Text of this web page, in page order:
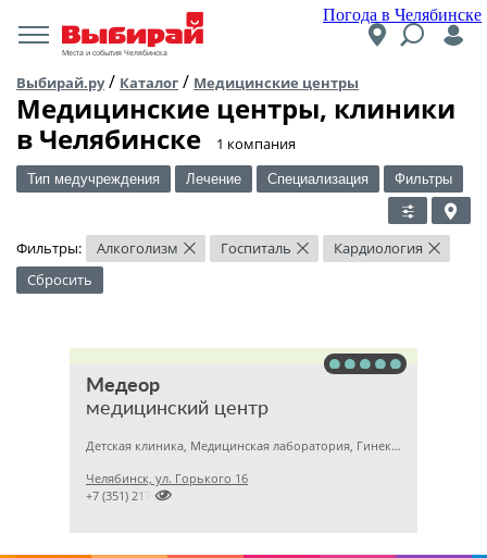
Погода в Челябинске
Места и события Челябинска
Выбирай.ру/ Каталог / Медицинские центры
Медицинские центры, клиники
в Челябинске
​1 компания
Тип медучреждения Лечение Специализация Фильтры
Фильтры: Алкоголизм × Госпиталь × Кардиология ×
Сбросить
Медеор
медицинский центр
Детская клиника, Медицинская лаборатория, Гинекология
Челябинск, ул. Горького 16

+7 (351) 2172376